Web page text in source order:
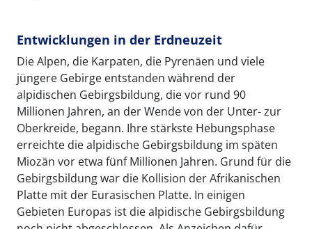
Entwicklungen in der Erdneuzeit
Die Alpen, die Karpaten, die Pyrenäen und viele
jüngere Gebirge entstanden während der
alpidischen Gebirgsbildung, die vor rund 90
Millionen Jahren, an der Wende von der Unter- zur
Oberkreide, begann. Ihre stärkste Hebungsphase
erreichte die alpidische Gebirgsbildung im späten
Miozän vor etwa fünf Millionen Jahren. Grund für die
Gebirgsbildung war die Kollision der Afrikanischen
Platte mit der Eurasischen Platte. In einigen
Gebieten Europas ist die alpidische Gebirgsbildung